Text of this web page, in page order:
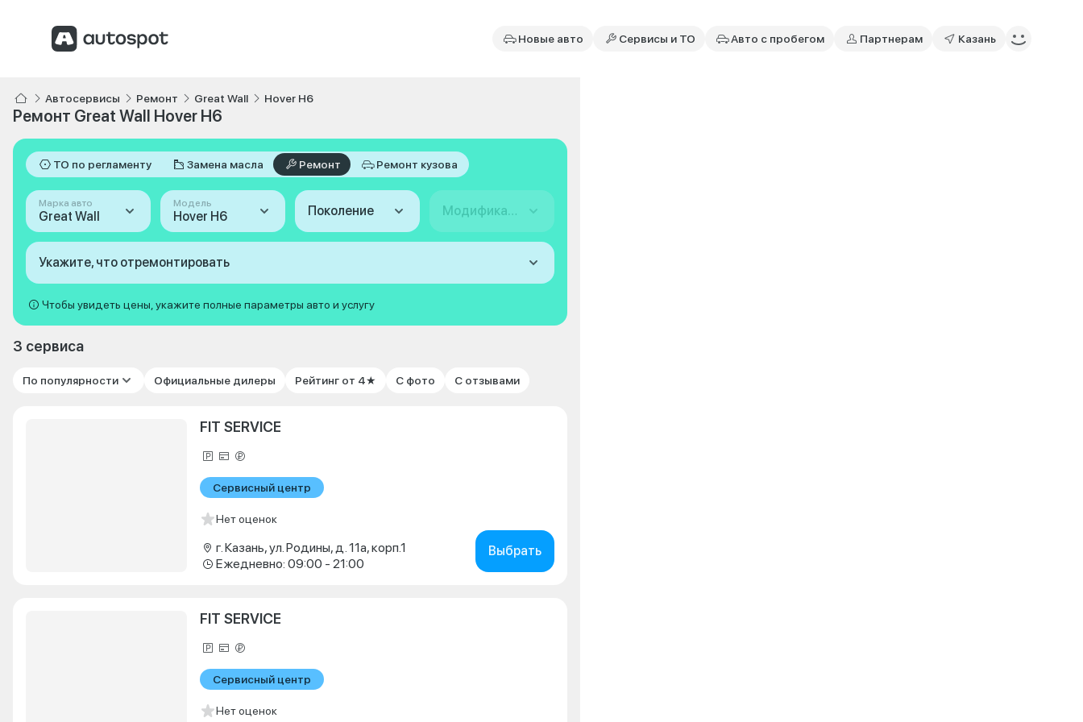
Новые авто Сервисы и ТО Авто с пробегом Партнерам Казань
Автосервисы Ремонт Great Wall Hover H6
Ремонт Great Wall Hover H6
ТО по регламенту Замена масла Ремонт Ремонт кузова
Марка авто
Great Wall
Модель
Hover H6 Поколение Модификация
Укажите, что отремонтировать
Чтобы увидеть цены, укажите полные параметры авто и услугу
3 сервиса
По популярности Официальные дилеры Рейтинг от 4★ С фото С отзывами
FIT SERVICE
Сервисный центр
Нет оценок
г. Казань, ул. Родины, д. 11а, корп.1
Ежедневно: 09:00 - 21:00
Выбрать
FIT SERVICE
Сервисный центр
Нет оценок